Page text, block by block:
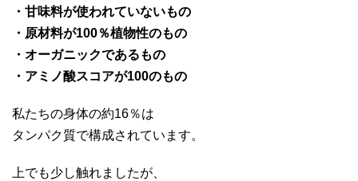
・甘味料が使われていないもの
・原材料が100％植物性のもの
・オーガニックであるもの
・アミノ酸スコアが100のもの
私たちの身体の約16％は
タンパク質で構成されています。
上でも少し触れましたが、